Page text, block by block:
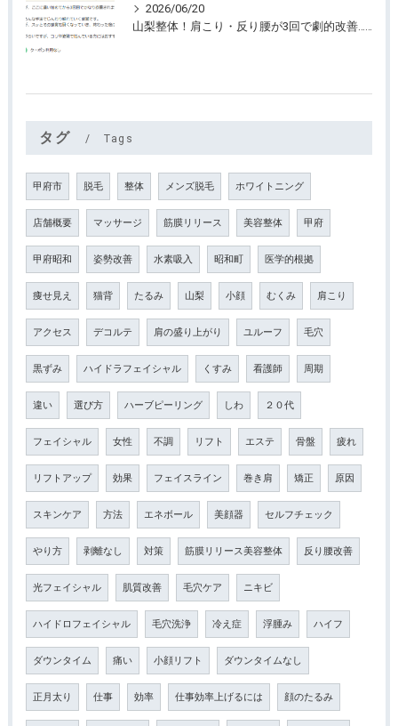
2026/06/20
タグ Tags
甲府市 脱毛 整体 メンズ脱毛 ホワイトニング
店舗概要 マッサージ 筋膜リリース 美容整体 甲府
甲府昭和 姿勢改善 水素吸入 昭和町 医学的根拠
痩せ見え 猫背 たるみ 山梨 小顔 むくみ 肩こり
アクセス デコルテ 肩の盛り上がり ユルーフ 毛穴
黒ずみ ハイドラフェイシャル くすみ 看護師 周期
違い 選び方 ハーブピーリング しわ ２０代
フェイシャル 女性 不調 リフト エステ 骨盤 疲れ
リフトアップ 効果 フェイスライン 巻き肩 矯正 原因
スキンケア 方法 エネボール 美顔器 セルフチェック
やり方 剥離なし 対策 筋膜リリース美容整体 反り腰改善
光フェイシャル 肌質改善 毛穴ケア ニキビ
ハイドロフェイシャル 毛穴洗浄 冷え症 浮腫み ハイフ
ダウンタイム 痛い 小顔リフト ダウンタイムなし
正月太り 仕事 効率 仕事効率上げるには 顔のたるみ